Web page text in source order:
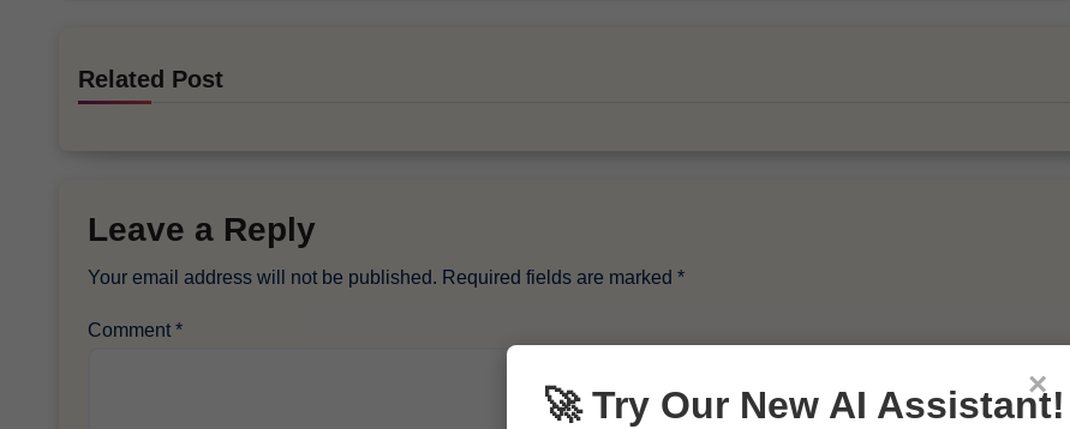
Related Post
Leave a Reply
Your email address will not be published. Required fields are marked *
Comment *
×
🚀 Try Our New AI Assistant!